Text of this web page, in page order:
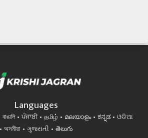
Languages
বাঙালি ਪੰਜਾਬੀ தமிழ் മലയാളം ಕನ್ನಡ
ଓଡିଆ
অসমীয়া
ગુજરાતી తెలుగు